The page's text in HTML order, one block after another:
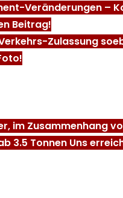
Veränderungen –
Beitrag!
Zulassung
im Zusammenhang
3.5 Tonnen Uns